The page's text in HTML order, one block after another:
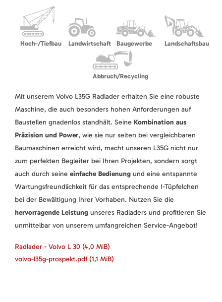
Hoch-/Tiefbau Landwirtschaft Baugewerbe Landschaftsbau
Abbruch/Recycling
Mit unserem Volvo L35G Radlader erhalten Sie eine robuste
Maschine, die auch besonders hohen Anforderungen auf
Baustellen gnadenlos standhält. Seine Kombination aus
Präzision und Power, wie sie nur selten bei vergleichbaren
Baumaschinen erreicht wird, macht unseren L35G nicht nur
zum perfekten Begleiter bei Ihren Projekten, sondern sorgt
auch durch seine einfache Bedienung und eine entspannte
Wartungsfreundlichkeit für das entsprechende I-Tüpfelchen
bei der Bewältigung Ihrer Vorhaben. Nutzen Sie die
hervorragende Leistung unseres Radladers und profitieren Sie
unmittelbar von unserem umfangreichen Service-Angebot!
Radlader - Volvo L 30 (4,0 MiB)
volvo-l35g-prospekt.pdf (1,1 MiB)